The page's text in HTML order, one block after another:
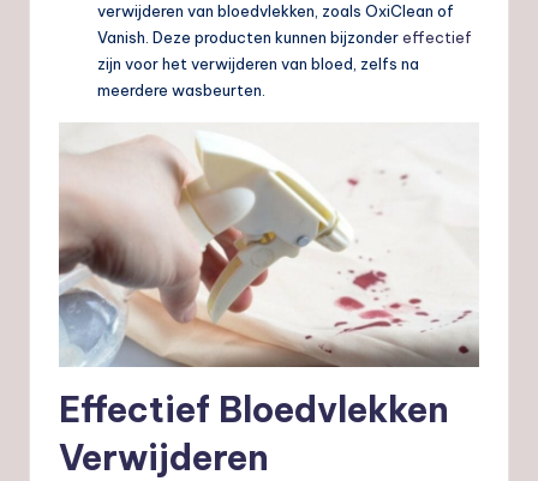
verwijderen van bloedvlekken, zoals OxiClean of
Vanish. Deze producten kunnen bijzondereffectief
zijn voor het verwijderen van bloed, zelfs na
meerdere wasbeurten.
Effectief Bloedvlekken
Verwijderen